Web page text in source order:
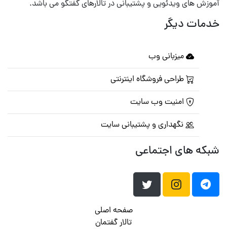
آموزش های ویدئویی و پشتیبانی در تالارهای گفتگو می باشد.
خدمات دیگر
میزبانی وب
طراحی فروشگاه اینترنتی
امنیت وب سایت
نگهداری و پشتیبانی سایت
شبکه های اجتماعی
صفحه اصلی
تالار گفتمان